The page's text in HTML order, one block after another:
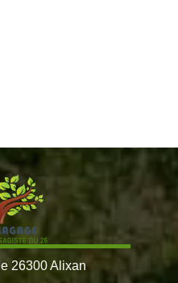
26300 Alixan